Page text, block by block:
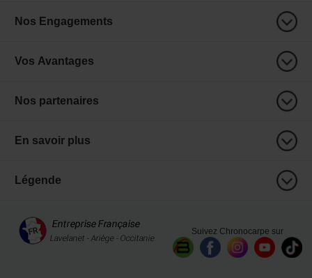
Nos Engagements
Vos Avantages
Nos partenaires
En savoir plus
Légende
Suivez Chronocarpe sur